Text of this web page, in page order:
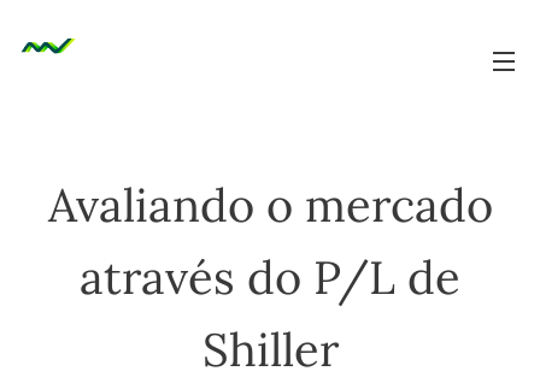
Avaliando o mercado
através do P/L de
Shiller